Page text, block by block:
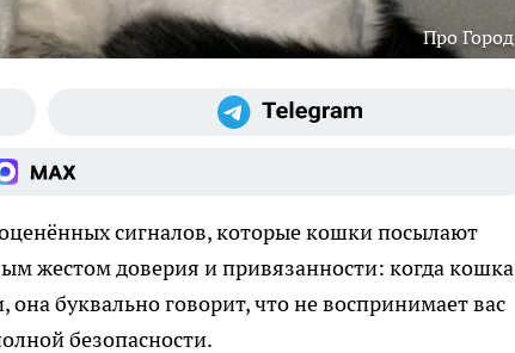
Про Город
сигналов, которые кошки посылают
жестом доверия и привязанности: когда кошка
буквально говорит, что не воспринимает вас
безопасности.